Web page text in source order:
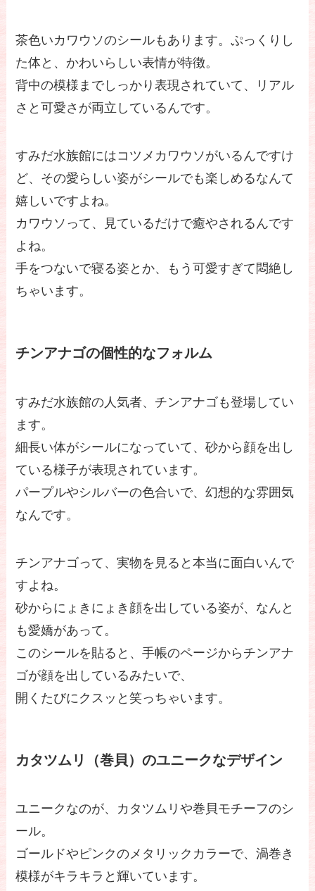
茶色いカワウソのシールもあります。ぷっくりし
た体と、かわいらしい表情が特徴。
背中の模様までしっかり表現されていて、リアル
さと可愛さが両立しているんです。
すみだ水族館にはコツメカワウソがいるんですけ
ど、その愛らしい姿がシールでも楽しめるなんて
嬉しいですよね。
カワウソって、見ているだけで癒やされるんです
よね。
手をつないで寝る姿とか、もう可愛すぎて悶絶し
ちゃいます。
チンアナゴの個性的なフォルム
すみだ水族館の人気者、チンアナゴも登場してい
ます。
細長い体がシールになっていて、砂から顔を出し
ている様子が表現されています。
パープルやシルバーの色合いで、幻想的な雰囲気
なんです。
チンアナゴって、実物を見ると本当に面白いんで
すよね。
砂からにょきにょき顔を出している姿が、なんと
も愛嬌があって。
このシールを貼ると、手帳のページからチンアナ
ゴが顔を出しているみたいで、
開くたびにクスッと笑っちゃいます。
カタツムリ（巻貝）のユニークなデザイン
ユニークなのが、カタツムリや巻貝モチーフのシ
ール。
ゴールドやピンクのメタリックカラーで、渦巻き
模様がキラキラと輝いています。